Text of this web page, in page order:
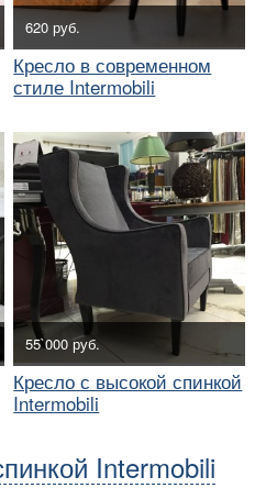
620 руб.
Кресло в современном
стиле Intermobili
55`000 руб.
Кресло с высокой спинкой
Intermobili
Intermobili